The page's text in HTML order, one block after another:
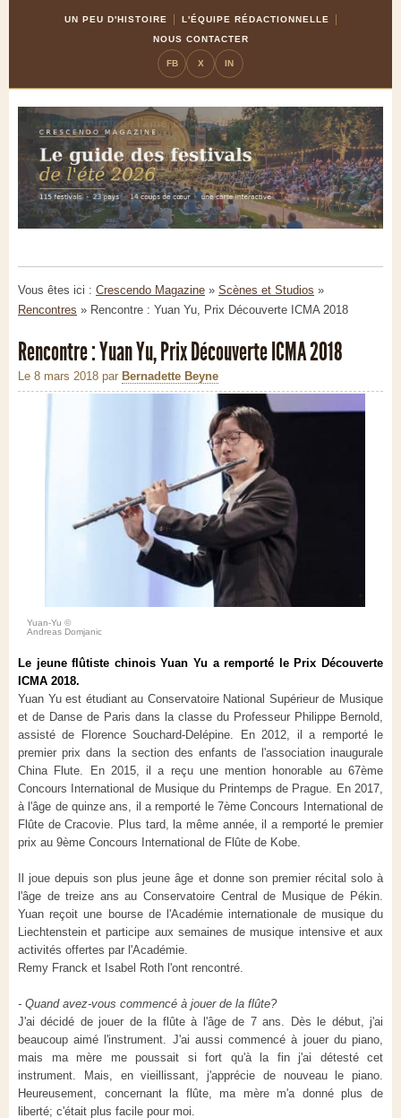
UN PEU D'HISTOIRE
L'ÉQUIPE RÉDACTIONNELLE
NOUS CONTACTER
FB X IN
Vous êtes ici : Crescendo Magazine » Scènes et Studios »
Rencontres » Rencontre : Yuan Yu, Prix Découverte ICMA 2018
Rencontre : Yuan Yu, Prix Découverte ICMA 2018
Le 8 mars 2018 par Bernadette Beyne
Yuan-Yu ©
Andreas Domjanic
Le jeune flûtiste chinois Yuan Yu a remporté le Prix Découverte
ICMA 2018.
Yuan Yu est étudiant au Conservatoire National Supérieur de Musique
et de Danse de Paris dans la classe du Professeur Philippe Bernold,
assisté de Florence Souchard-Delépine. En 2012, il a remporté le
premier prix dans la section des enfants de l'association inaugurale
China Flute. En 2015, il a reçu une mention honorable au 67ème
Concours International de Musique du Printemps de Prague. En 2017,
à l'âge de quinze ans, il a remporté le 7ème Concours International de
Flûte de Cracovie. Plus tard, la même année, il a remporté le premier
prix au 9ème Concours International de Flûte de Kobe.
Il joue depuis son plus jeune âge et donne son premier récital solo à
l'âge de treize ans au Conservatoire Central de Musique de Pékin.
Yuan reçoit une bourse de l'Académie internationale de musique du
Liechtenstein et participe aux semaines de musique intensive et aux
activités offertes par l'Académie.
Remy Franck et Isabel Roth l'ont rencontré.
- Quand avez-vous commencé à jouer de la flûte?
J'ai décidé de jouer de la flûte à l'âge de 7 ans. Dès le début, j'ai
beaucoup aimé l'instrument. J'ai aussi commencé à jouer du piano,
mais ma mère me poussait si fort qu'à la fin j'ai détesté cet
instrument. Mais, en vieillissant, j'apprécie de nouveau le piano.
Heureusement, concernant la flûte, ma mère m'a donné plus de
liberté; c'était plus facile pour moi.